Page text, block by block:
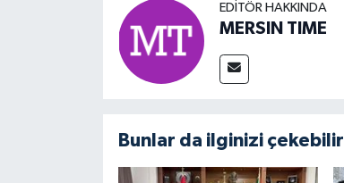
EDITÖR HAKKINDA
MERSIN TIME
Bunlar da ilginizi çekebilir